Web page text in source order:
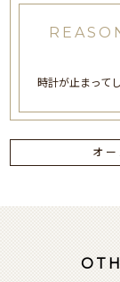
時計が止まって
オ